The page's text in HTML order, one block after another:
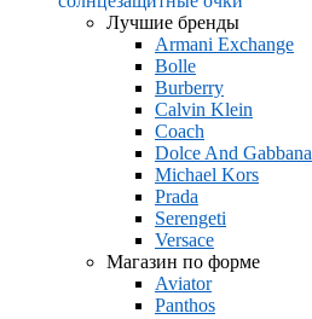
Лучшие бренды
Armani Exchange
Bolle
Burberry
Calvin Klein
Coach
Dolce And Gabbana
Michael Kors
Prada
Serengeti
Versace
Магазин по форме
Aviator
Panthos